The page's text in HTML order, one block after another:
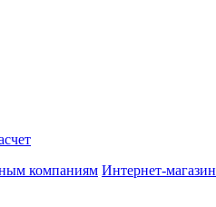
компаниям Интернет-магазин